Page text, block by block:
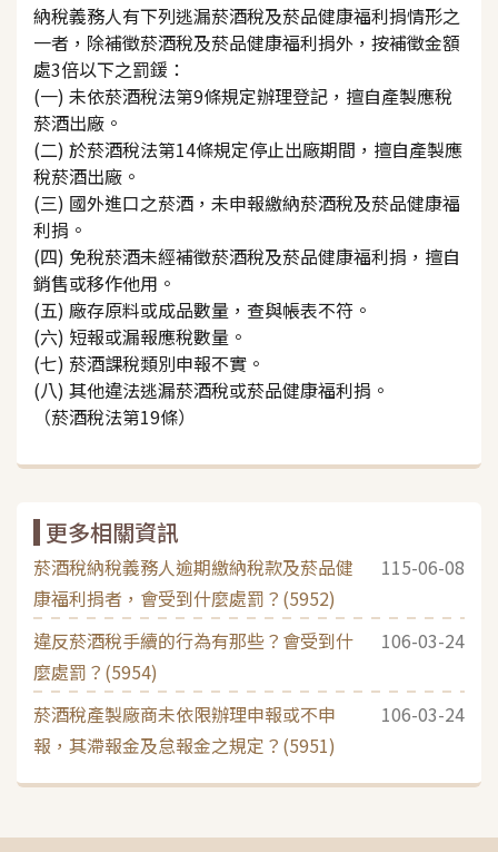
納稅義務人有下列逃漏菸酒稅及菸品健康福利捐情形之
一者，除補徵菸酒稅及菸品健康福利捐外，按補徵金額
處3倍以下之罰鍰：
(一) 未依菸酒稅法第9條規定辦理登記，擅自產製應稅
菸酒出廠。
(二) 於菸酒稅法第14條規定停止出廠期間，擅自產製應
稅菸酒出廠。
(三) 國外進口之菸酒，未申報繳納菸酒稅及菸品健康福
利捐。
(四) 免稅菸酒未經補徵菸酒稅及菸品健康福利捐，擅自
銷售或移作他用。
(五) 廠存原料或成品數量，查與帳表不符。
(六) 短報或漏報應稅數量。
(七) 菸酒課稅類別申報不實。
(八) 其他違法逃漏菸酒稅或菸品健康福利捐。
（菸酒稅法第19條）
更多相關資訊
菸酒稅納稅義務人逾期繳納稅款及菸品健
康福利捐者，會受到什麼處罰？(5952)
115-06-08
違反菸酒稅手續的行為有那些？會受到什
麼處罰？(5954)
106-03-24
菸酒稅產製廠商未依限辦理申報或不申
報，其滯報金及怠報金之規定？(5951)
106-03-24